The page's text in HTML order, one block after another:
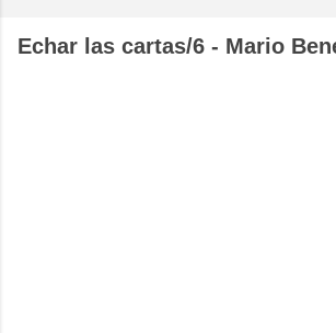
Echar las cartas/6 - Mario